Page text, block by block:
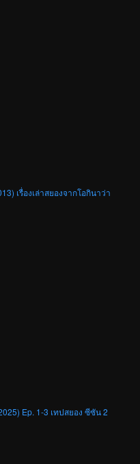
เรื่องเล่าสยองจากโอกินาว่า
Ep. 1-3 เทปสยอง ซีซัน 2